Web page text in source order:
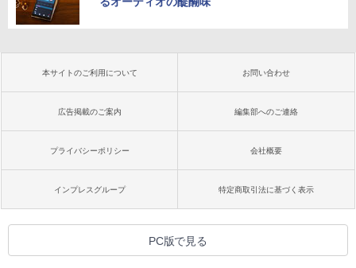
本サイトのご利用について お問い合わせ
広告掲載のご案内 編集部へのご連絡
プライバシーポリシー 会社概要
インプレスグループ 特定商取引法に基づく表示
PC版で見る